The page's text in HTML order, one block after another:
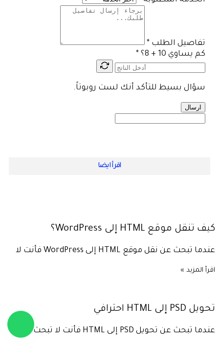
تفاصيل الطلب *
كم يساوي 10 + 8؟
*
سؤال بسيط للتأكد أنك لست روبوتاً.
ارسال
اقرأ ايضا
كيف تنقل موقع HTML إلى WordPress؟
عندما تبحث عن نقل موقع HTML إلى WordPress فأنت لا
اقرأ المزيد »
تحويل PSD إلى HTML احترافي
عندما تبحث عن تحويل PSD إلى HTML فأنت لا تبحث